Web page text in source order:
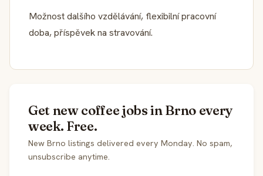
Možnost dalšího vzdělávání, flexibilní pracovní
doba, příspěvek na stravování.
Get new coffee jobs in Brno every
week. Free.
New Brno listings delivered every Monday. No spam,
unsubscribe anytime.